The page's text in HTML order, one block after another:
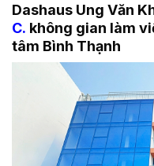
Dashaus Ung Văn
C. không gian làm
tâm Bình Thạnh